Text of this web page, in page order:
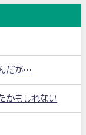
だが…
かもしれない